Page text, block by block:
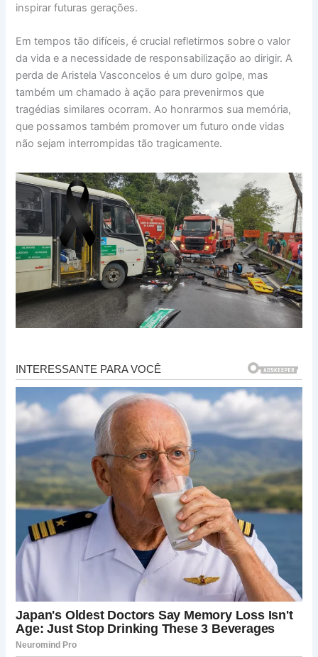
inspirar futuras gerações.
Em tempos tão difíceis, é crucial refletirmos sobre o valor
da vida e a necessidade de responsabilização ao dirigir. A
perda de Aristela Vasconcelos é um duro golpe, mas
também um chamado à ação para prevenirmos que
tragédias similares ocorram. Ao honrarmos sua memória,
que possamos também promover um futuro onde vidas
não sejam interrompidas tão tragicamente.